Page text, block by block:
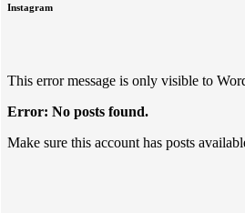
Instagram
This error message is only visible to
Error: No posts found.
Make sure this account has posts